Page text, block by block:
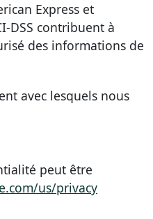
Express et
DSS contribuent à
des informations de
avec lesquels nous
peut être
us/privacy